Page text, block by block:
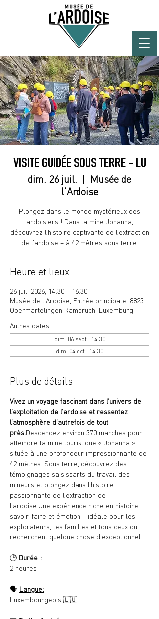
VISITE GUIDÉE SOUS TERRE - LU
dim. 26 juil.
  |
Musée de
l'Ardoise
Plongez dans le monde mystérieux des
ardoisiers ! Dans la mine Johanna,
découvrez l’histoire captivante de l’extraction
de l’ardoise – à 42 mètres sous terre.
Heure et lieux
26 juil. 2026, 14:30 – 16:30
Musée de l'Ardoise, Entrée principale, 8823
Obermartelingen Rambruch, Luxemburg
Autres dates
dim. 06 sept., 14:30
dim. 04 oct., 14:30
Plus de détails
Vivez un voyage fascinant dans l’univers de
l’exploitation de l’ardoise et ressentez
l’atmosphère d’autrefois de tout
près.Descendez environ 370 marches pour
atteindre la mine touristique « Johanna »,
située à une profondeur impressionnante de
42 mètres. Sous terre, découvrez des
témoignages saisissants du travail des
mineurs et plongez dans l’histoire
passionnante de l’extraction de
l’ardoise.Une expérience riche en histoire,
savoir-faire et émotion – idéale pour les
explorateurs, les familles et tous ceux qui
recherchent quelque chose d’exceptionnel.
🕒 Durée :
2 heures
🗣️ Langue:
Luxembourgeois 🇱🇺